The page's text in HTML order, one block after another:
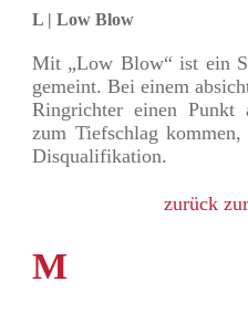
L | Low Blow
Mit „Low Blow“ ist ein
gemeint. Bei einem
Ringrichter einen Punkt
zum Tiefschlag
Disqualifikation.
zurück
M